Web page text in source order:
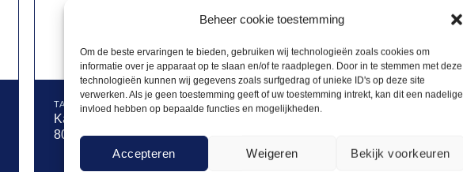
Beheer cookie toestemming
Om de beste ervaringen te bieden, gebruiken wij technologieën zoals cookies om
informatie over je apparaat op te slaan en/of te raadplegen. Door in te stemmen met deze
technologieën kunnen wij gegevens zoals surfgedrag of unieke ID's op deze site
verwerken. Als je geen toestemming geeft of uw toestemming intrekt, kan dit een nadelige
invloed hebben op bepaalde functies en mogelijkheden.
Accepteren Weigeren Bekijk voorkeuren
TAFELDECORATIE
Kandelaar 5-arm zilver
80cm
TAFELDECORATIE